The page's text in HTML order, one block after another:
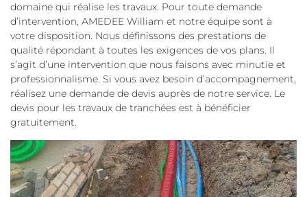
domaine qui réalise les travaux. Pour toute demande
d’intervention, AMEDEE William et notre équipe sont à
votre disposition. Nous définissons des prestations de
qualité répondant à toutes les exigences de vos plans. Il
s’agit d’une intervention que nous faisons avec minutie et
professionnalisme. Si vous avez besoin d’accompagnement,
réalisez une demande de devis auprès de notre service. Le
devis pour les travaux de tranchées est à bénéficier
gratuitement.